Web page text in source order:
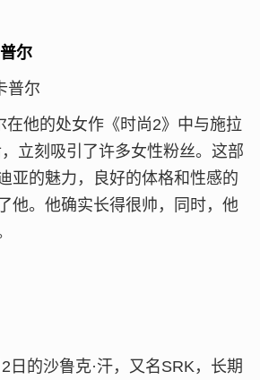
尔
在他的处女作《时尚2》中与施拉
立刻吸引了许多女性粉丝。这部
亚的魅力，良好的体格和性感的
他。他确实长得很帅，同时，他
日的沙鲁克·汗，又名SRK，长期